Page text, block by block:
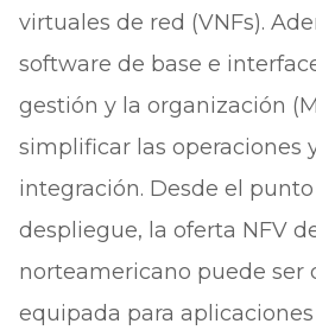
virtuales de red (VNFs).
software de base e
gestión y la organización
simplificar las operaciones
integración. Desde el punto
despliegue, la oferta NFV
norteamericano puede ser
equipada para